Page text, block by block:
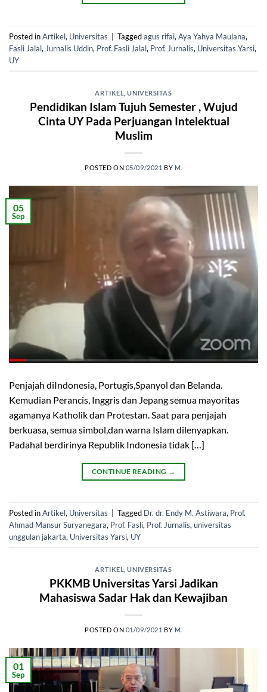
Posted inArtikel, Universitas | Taggedagus rifai, Aya Yahya Maulana,
Fasli Jalal, Jurnalis Uddin, Prof. Fasli Jalal, Prof. Jurnalis, Universitas Yarsi,
UY
ARTIKEL ,UNIVERSITAS
Pendidikan Islam Tujuh Semester , Wujud
Cinta UY Pada Perjuangan Intelektual
Muslim
POSTED ON 05/09/2021 BY M.
05
Sep
Penjajah diIndonesia, Portugis,Spanyol dan Belanda.
Kemudian Perancis, Inggris dan Jepang semua mayoritas
agamanya Katholik dan Protestan. Saat para penjajah
berkuasa, semua simbol,dan warna Islam dilenyapkan.
Padahal berdirinya Republik Indonesia tidak […]
CONTINUE READING →
Posted inArtikel, Universitas Tagged Dr. dr. Endy M. Astiwara, Prof.
Ahmad Mansur Suryanegara, Prof. Fasli, Prof. Jurnalis, universitas
unggulan jakarta, Universitas Yarsi, UY
ARTIKEL ,UNIVERSITAS
PKKMB Universitas Yarsi Jadikan
Mahasiswa Sadar Hak dan Kewajiban
POSTED ON 01/09/2021 BY M.
01
Sep